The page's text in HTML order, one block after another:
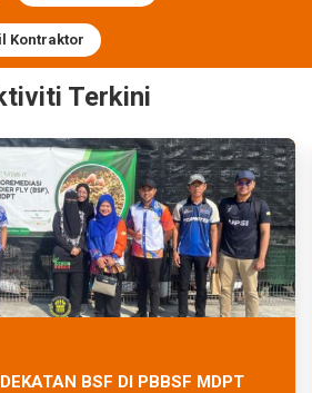
Kontraktor
Terkini
BSF DI PBBSF MDPT